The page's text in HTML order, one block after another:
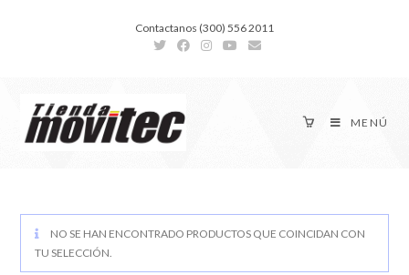
Contactanos (300) 556 2011
MENÚ
NO SE HAN ENCONTRADO PRODUCTOS QUE COINCIDAN CON
TU SELECCIÓN.